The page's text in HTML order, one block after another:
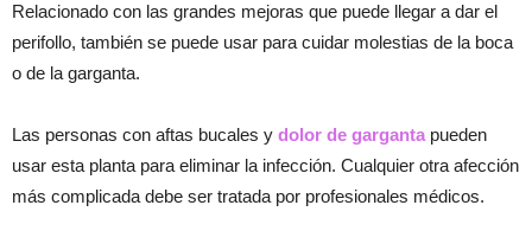
Relacionado con las grandes mejoras que puede llegar a dar el
perifollo, también se puede usar para cuidar molestias de la boca
o de la garganta.
Las personas con aftas bucales y dolor de garganta pueden
usar esta planta para eliminar la infección. Cualquier otra afección
más complicada debe ser tratada por profesionales médicos.